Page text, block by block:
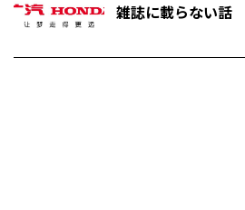
雑誌に載らない話